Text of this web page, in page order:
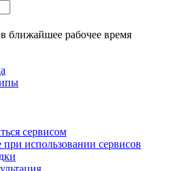
ближайшее рабочее время
сервисом
использовании сервисов